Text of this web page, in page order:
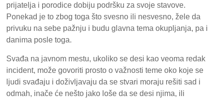
prijatelja i porodice dobiju podršku za svoje stavove.
Ponekad je to zbog toga što svesno ili nesvesno, žele da
privuku na sebe pažnju i budu glavna tema okupljanja, pa i
danima posle toga.
Svađa na javnom mestu, ukoliko se desi kao veoma redak
incident, može govoriti prosto o važnosti teme oko koje se
ljudi svađaju i doživljavaju da se stvari moraju rešiti sad i
odmah, inače će nešto jako loše da se desi njima, ili